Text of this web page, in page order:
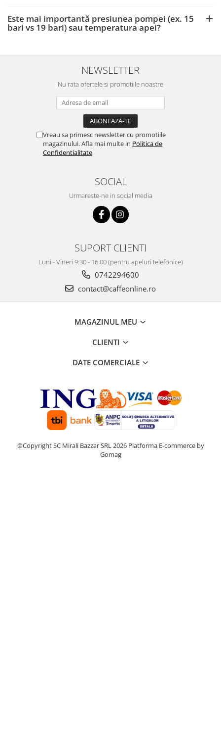
Este mai importantă presiunea pompei (ex. 15
bari vs 19 bari) sau temperatura apei?
NEWSLETTER
Nu rata ofertele si promotiile noastre
Vreau sa primesc newsletter cu promotiile
magazinului. Afla mai multe in Politica de
Confidentialitate
SOCIAL
Urmareste-ne in social media
SUPORT CLIENTI
Luni - Vineri 9:30 - 16:00 (pentru apeluri telefonice)
0742294600
contact@caffeonline.ro
MAGAZINUL MEU
CLIENTI
DATE COMERCIALE
©Copyright SC Mirali Bazzar SRL 2026 Platforma E-commerce by
Gomag